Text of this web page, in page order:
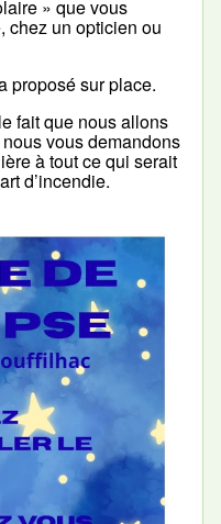
» que vous
chez un opticien ou
proposé sur place.
fait que nous allons
vous demandons
à tout ce qui serait
d’incendie.